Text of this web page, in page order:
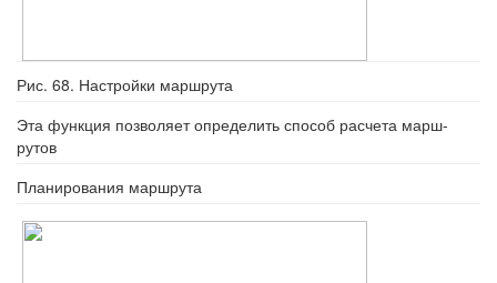
Рис. 68. Настройки маршрута
Эта функция позволяет определить способ расчета марш-
рутов
Планирования маршрута